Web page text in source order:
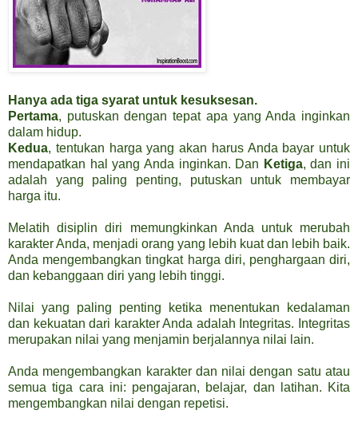
Hanya ada tiga syarat untuk kesuksesan.
Pertama, putuskan dengan tepat apa yang Anda inginkan
dalam hidup.
Kedua, tentukan harga yang akan harus Anda bayar untuk
mendapatkan hal yang Anda inginkan. Dan Ketiga, dan ini
adalah yang paling penting, putuskan untuk membayar
harga itu.
Melatih disiplin diri memungkinkan Anda untuk merubah
karakter Anda, menjadi orang yang lebih kuat dan lebih baik.
Anda mengembangkan tingkat harga diri, penghargaan diri,
dan kebanggaan diri yang lebih tinggi.
Nilai yang paling penting ketika menentukan kedalaman
dan kekuatan dari karakter Anda adalah Integritas. Integritas
merupakan nilai yang menjamin berjalannya nilai lain.
Anda mengembangkan karakter dan nilai dengan satu atau
semua tiga cara ini: pengajaran, belajar, dan latihan. Kita
mengembangkan nilai dengan repetisi.